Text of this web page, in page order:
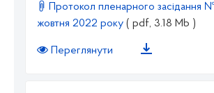
Протокол пленарного засідання №
жовтня 2022 року ( pdf, 3.18 Mb )
Переглянути